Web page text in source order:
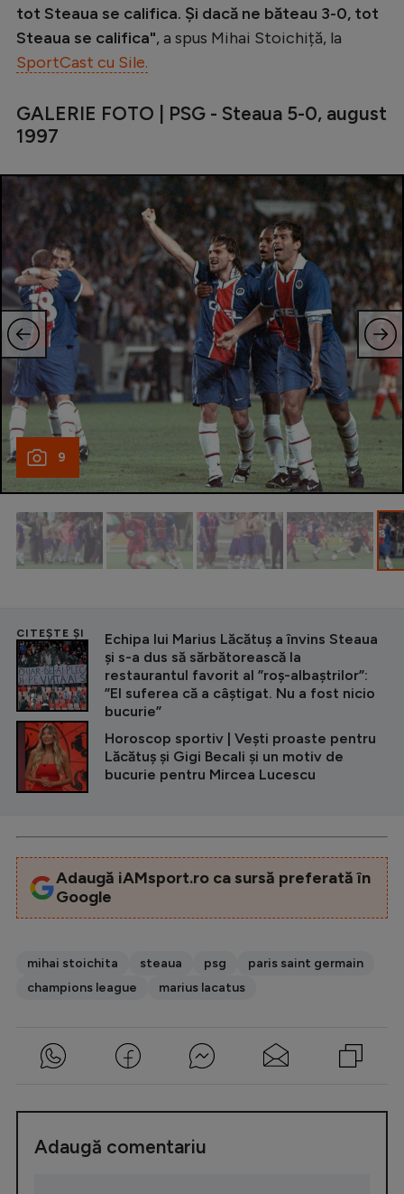
Creează cont
tot Steaua se califica. Și dacă ne băteau 3-0, tot
Steaua se califica", a spus Mihai Stoichiță, la
SportCast cu Sile.
GALERIE FOTO | PSG - Steaua 5-0, august
1997
9
CITEȘTE ȘI
Echipa lui Marius Lăcătuș a învins Steaua
și s-a dus să sărbătorească la
restaurantul favorit al ”roș-albaștrilor”:
”El suferea că a câștigat. Nu a fost nicio
bucurie”
Horoscop sportiv | Vești proaste pentru
Lăcătuș și Gigi Becali și un motiv de
bucurie pentru Mircea Lucescu
Adaugă iAMsport.ro ca sursă preferată în
Google
mihai stoichita steaua psg
paris saint germain
champions league
marius lacatus
Adaugă comentariu